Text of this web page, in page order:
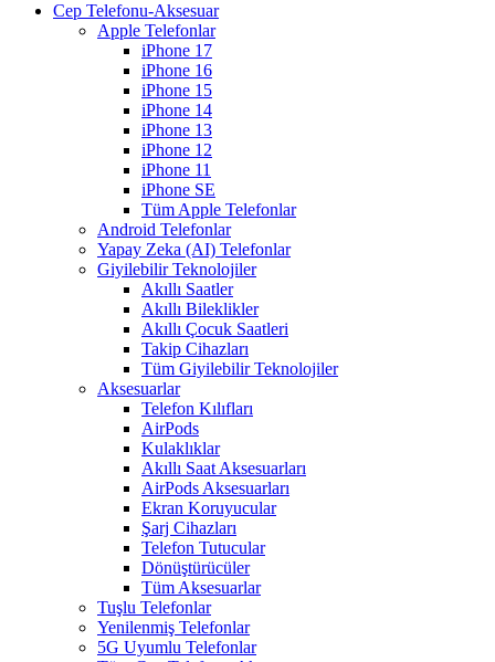
Cep Telefonu-Aksesuar
Apple Telefonlar
iPhone 17
iPhone 16
iPhone 15
iPhone 14
iPhone 13
iPhone 12
iPhone 11
iPhone SE
Tüm Apple Telefonlar
Android Telefonlar
Yapay Zeka (AI) Telefonlar
Giyilebilir Teknolojiler
Akıllı Saatler
Akıllı Bileklikler
Akıllı Çocuk Saatleri
Takip Cihazları
Tüm Giyilebilir Teknolojiler
Aksesuarlar
Telefon Kılıfları
AirPods
Kulaklıklar
Akıllı Saat Aksesuarları
AirPods Aksesuarları
Ekran Koruyucular
Şarj Cihazları
Telefon Tutucular
Dönüştürücüler
Tüm Aksesuarlar
Tuşlu Telefonlar
Yenilenmiş Telefonlar
5G Uyumlu Telefonlar